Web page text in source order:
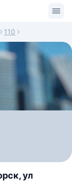
110
ул